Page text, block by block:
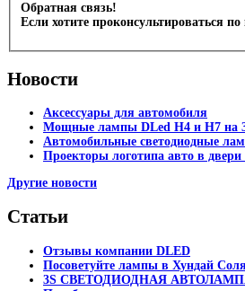
Обратная связь!
Если хотите проконсультироваться
Новости
Аксессуары для автомобиля
Мощные лампы DLed H4 и H7 на
Автомобильные светодиодные
Проекторы логотипа авто в
Другие новости
Статьи
Отзывы компании DLED
Посоветуйте лампы в Хундай
3S СВЕТОДИОДНАЯ АВТОЛАМПА